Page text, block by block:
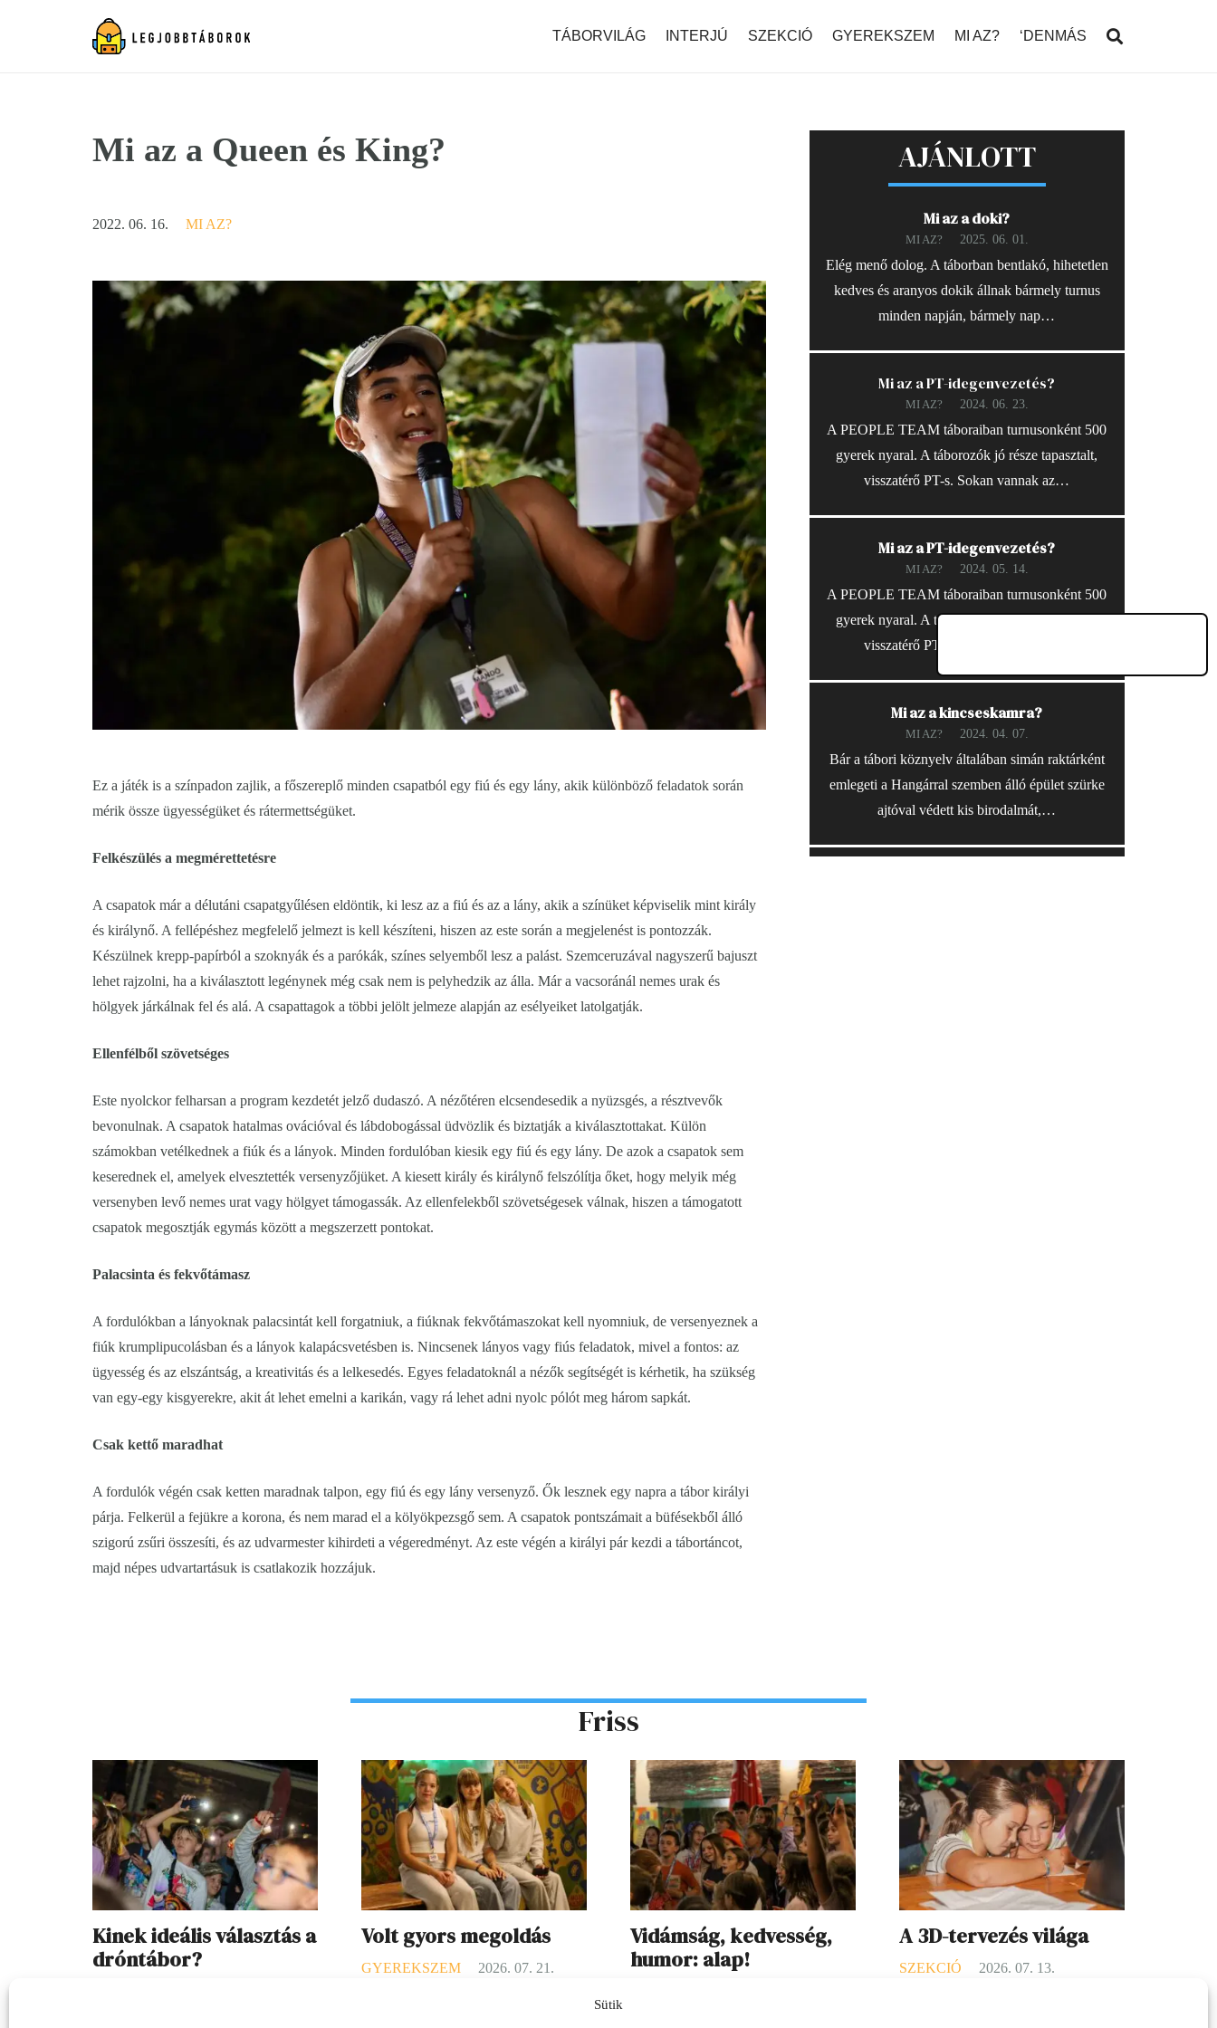
Sütik
TÁBORVILÁG INTERJÚ SZEKCIÓ GYEREKSZEM MI AZ? ‘DENMÁS
Mi az a Queen és King?
2022. 06. 16. MI AZ?
Ez a játék is a színpadon zajlik, a főszereplő minden csapatból egy fiú és egy lány, akik különböző feladatok során
mérik össze ügyességüket és rátermettségüket.
Felkészülés a megmérettetésre
A csapatok már a délutáni csapatgyűlésen eldöntik, ki lesz az a fiú és az a lány, akik a színüket képviselik mint király
és királynő. A fellépéshez megfelelő jelmezt is kell készíteni, hiszen az este során a megjelenést is pontozzák.
Készülnek krepp-papírból a szoknyák és a parókák, színes selyemből lesz a palást. Szemceruzával nagyszerű bajuszt
lehet rajzolni, ha a kiválasztott legénynek még csak nem is pelyhedzik az álla. Már a vacsoránál nemes urak és
hölgyek járkálnak fel és alá. A csapattagok a többi jelölt jelmeze alapján az esélyeiket latolgatják.
Ellenfélből szövetséges
Este nyolckor felharsan a program kezdetét jelző dudaszó. A nézőtéren elcsendesedik a nyüzsgés, a résztvevők
bevonulnak. A csapatok hatalmas ovációval és lábdobogással üdvözlik és biztatják a kiválasztottakat. Külön
számokban vetélkednek a fiúk és a lányok. Minden fordulóban kiesik egy fiú és egy lány. De azok a csapatok sem
keserednek el, amelyek elvesztették versenyzőjüket. A kiesett király és királynő felszólítja őket, hogy melyik még
versenyben levő nemes urat vagy hölgyet támogassák. Az ellenfelekből szövetségesek válnak, hiszen a támogatott
csapatok megosztják egymás között a megszerzett pontokat.
Palacsinta és fekvőtámasz
A fordulókban a lányoknak palacsintát kell forgatniuk, a fiúknak fekvőtámaszokat kell nyomniuk, de versenyeznek a
fiúk krumplipucolásban és a lányok kalapácsvetésben is. Nincsenek lányos vagy fiús feladatok, mivel a fontos: az
ügyesség és az elszántság, a kreativitás és a lelkesedés. Egyes feladatoknál a nézők segítségét is kérhetik, ha szükség
van egy-egy kisgyerekre, akit át lehet emelni a karikán, vagy rá lehet adni nyolc pólót meg három sapkát.
Csak kettő maradhat
A fordulók végén csak ketten maradnak talpon, egy fiú és egy lány versenyző. Ők lesznek egy napra a tábor királyi
párja. Felkerül a fejükre a korona, és nem marad el a kölyökpezsgő sem. A csapatok pontszámait a büfésekből álló
szigorú zsűri összesíti, és az udvarmester kihirdeti a végeredményt. Az este végén a királyi pár kezdi a tábortáncot,
majd népes udvartartásuk is csatlakozik hozzájuk.
AJÁNLOTT
Mi az a doki?
MI AZ? 2025. 06. 01.
Elég menő dolog. A táborban bentlakó, hihetetlen
kedves és aranyos dokik állnak bármely turnus
minden napján, bármely nap…
Mi az a PT-idegenvezetés?
MI AZ? 2024. 06. 23.
A PEOPLE TEAM táboraiban turnusonként 500
gyerek nyaral. A táborozók jó része tapasztalt,
visszatérő PT-s. Sokan vannak az…
Mi az a PT-idegenvezetés?
MI AZ? 2024. 05. 14.
A PEOPLE TEAM táboraiban turnusonként 500
gyerek nyaral. A táborozók jó része tapasztalt,
visszatérő PT-s. Sokan vannak az…
Mi az a kincseskamra?
MI AZ? 2024. 04. 07.
Bár a tábori köznyelv általában simán raktárként
emlegeti a Hangárral szemben álló épület szürke
ajtóval védett kis birodalmát,…
Friss
Kinek ideális választás a
dróntábor?
Volt gyors megoldás
GYEREKSZEM 2026. 07. 21.
Vidámság, kedvesség,
humor: alap!
A 3D-tervezés világa
SZEKCIÓ 2026. 07. 13.